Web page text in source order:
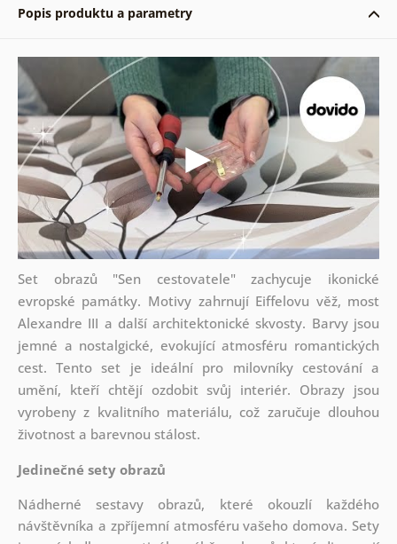
Popis produktu a parametry
Set obrazů "Sen cestovatele" zachycuje ikonické
evropské památky. Motivy zahrnují Eiffelovu věž, most
Alexandre III a další architektonické skvosty. Barvy jsou
jemné a nostalgické, evokující atmosféru romantických
cest. Tento set je ideální pro milovníky cestování a
umění, kteří chtějí ozdobit svůj interiér. Obrazy jsou
vyrobeny z kvalitního materiálu, což zaručuje dlouhou
životnost a barevnou stálost.
Jedinečné sety obrazů
Nádherné sestavy obrazů, které okouzlí každého
návštěvníka a zpříjemní atmosféru vašeho domova. Sety